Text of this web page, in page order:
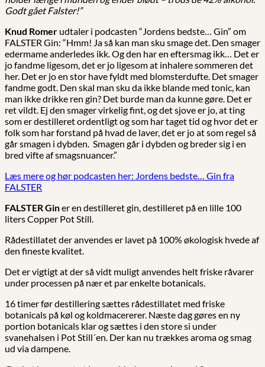
Godt gået Falster!”
Knud Romer udtaler i podcasten “Jordens bedste… Gin” om
FALSTER Gin: “Hmm! Ja så kan man sku smage det. Den smager
edermame anderledes ikk. Og den har en eftersmag ikk… Det er
jo fandme ligesom, det er jo ligesom at inhalere sommeren det
her. Det er jo en stor have fyldt med blomsterdufte. Det smager
fandme godt. Den skal man sku da ikke blande med tonic, kan
man ikke drikke ren gin? Det burde man da kunne gøre. Det er
ret vildt. Ej den smager virkelig fint, og det sjove er jo, at ting
som er destilleret ordentligt og som har taget tid og hvor det er
folk som har forstand på hvad de laver, det er jo at som regel så
går smagen i dybden. Smagen går i dybden og breder sig i en
bred vifte af smagsnuancer.”
Læs mere og hør podcasten her: Jordens bedste… Gin fra
FALSTER
FALSTER Giner en destilleret gin, destilleret på en lille 100
liters Copper Pot Still.
Rådestillatet der anvendes er lavet på 100% økologisk hvede af
den fineste kvalitet.
Det er vigtigt at der så vidt muligt anvendes helt friske råvarer
under processen på nær et par enkelte botanicals.
16 timer før destillering sættes rådestillatet med friske
botanicals på køl og koldmacererer. Næste dag gøres en ny
portion botanicals klar og sættes i den store si under
svanehalsen i Pot Still´en. Der kan nu trækkes aroma og smag
ud via dampene.